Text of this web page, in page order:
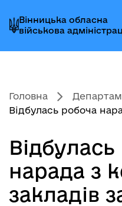
до
головного
меню
до
головного
вмісту
до
головного
колонтитула
Вінницька обласна
військова
Головна
Відбулась робоча
нарада з
закладів